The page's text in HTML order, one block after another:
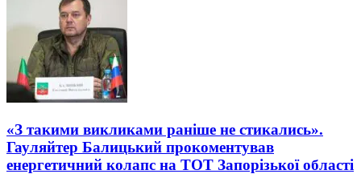
«З такими викликами раніше не стикались».
Гауляйтер Балицький прокоментував
енергетичний колапс на ТОТ Запорізької області